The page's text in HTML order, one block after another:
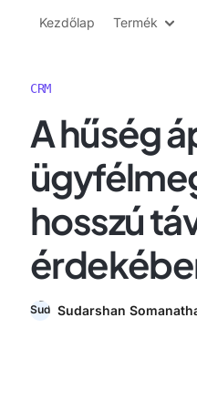
ClickUp blog
Kezdőlap Termék
CRM
A hűség
hosszú
Sudarshan